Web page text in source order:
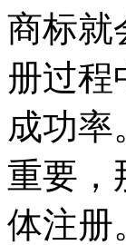
商标就
册过程
成功率
重要，
体注册